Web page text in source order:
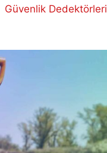
Güvenlik Dedektörleri